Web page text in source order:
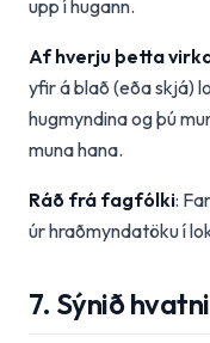
upp í hugann.
Af hverju þetta
yfir á blað (eða skjá)
hugmyndina og þú
muna hana.
Ráð frá fagfólki:
úr hraðmyndatöku í
7. Sýnið